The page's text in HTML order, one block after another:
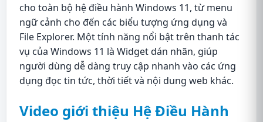
cho toàn bộ hệ điều hành Windows 11, từ menu
ngữ cảnh cho đến các biểu tượng ứng dụng và
File Explorer. Một tính năng nổi bật trên thanh tác
vụ của Windows 11 là Widget dán nhãn, giúp
người dùng dễ dàng truy cập nhanh vào các ứng
dụng đọc tin tức, thời tiết và nội dung web khác.
Video giới thiệu Hệ Điều Hành